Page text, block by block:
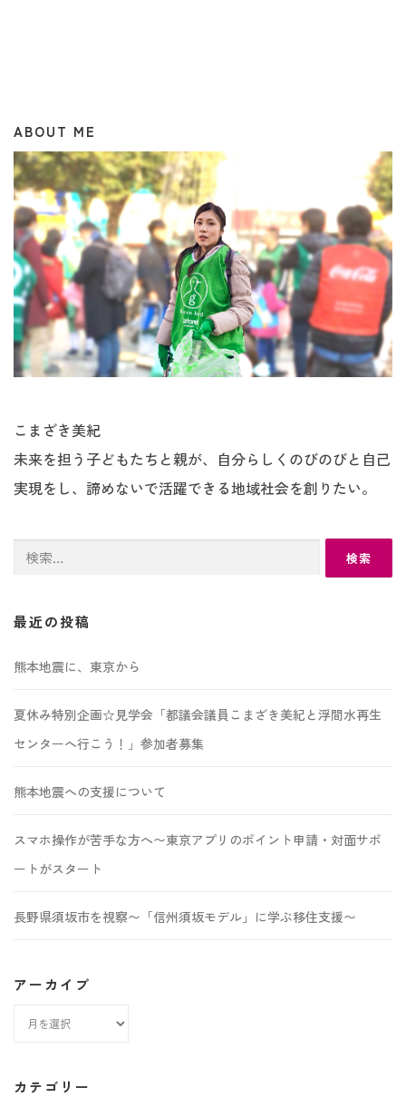
ABOUT ME
こまざき美紀
未来を担う子どもたちと親が、自分らしくのびのびと自己
実現をし、諦めないで活躍できる地域社会を創りたい。
検
最近の投稿
熊本地震に、東京から
夏休み特別企画☆見学会「都議会議員こまざき美紀と浮間水再生
センターへ行こう！」参加者募集
熊本地震への支援について
スマホ操作が苦手な方へ〜東京アプリのポイント申請・対面サポ
ートがスタート
長野県須坂市を視察〜「信州須坂モデル」に学ぶ移住支援〜
アーカイブ
カテゴリー